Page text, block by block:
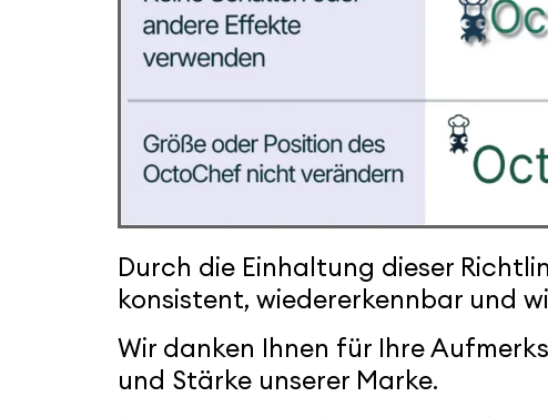
Durch die Einhaltung dieser
konsistent, wiedererkennbar und
Wir danken Ihnen für Ihre
und Stärke unserer Marke.